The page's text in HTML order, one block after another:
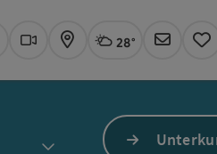
Webcams
KarteAktuelles
28°